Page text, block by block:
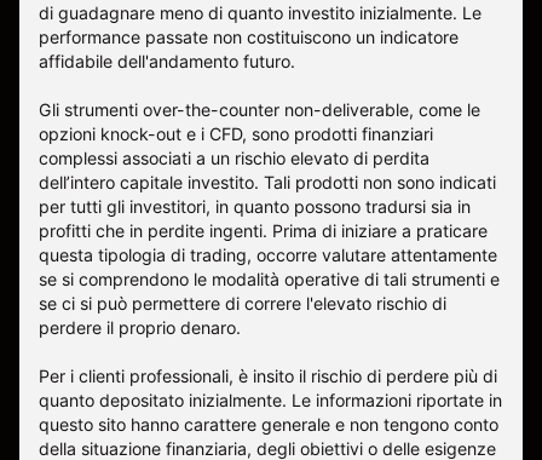
di guadagnare meno di quanto investito inizialmente. Le
performance passate non costituiscono un indicatore
affidabile dell'andamento futuro.
Gli strumenti over-the-counter non-deliverable, come le
opzioni knock-out e i CFD, sono prodotti finanziari
complessi associati a un rischio elevato di perdita
dell’intero capitale investito. Tali prodotti non sono indicati
per tutti gli investitori, in quanto possono tradursi sia in
profitti che in perdite ingenti. Prima di iniziare a praticare
questa tipologia di trading, occorre valutare attentamente
se si comprendono le modalità operative di tali strumenti e
se ci si può permettere di correre l'elevato rischio di
perdere il proprio denaro.
Per i clienti professionali, è insito il rischio di perdere più di
quanto depositato inizialmente. Le informazioni riportate in
questo sito hanno carattere generale e non tengono conto
della situazione finanziaria, degli obiettivi o delle esigenze